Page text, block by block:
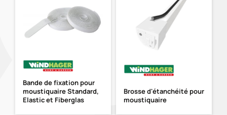
Bande de fixation pour
moustiquaire Standard,
Elastic et Fiberglas
Brosse d'étanchéité pour
moustiquaire